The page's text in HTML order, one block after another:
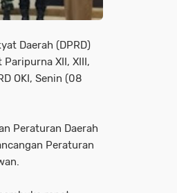
Daerah (DPRD)
XII, XIII,
OKI, Senin (08
Peraturan Daerah
Peraturan